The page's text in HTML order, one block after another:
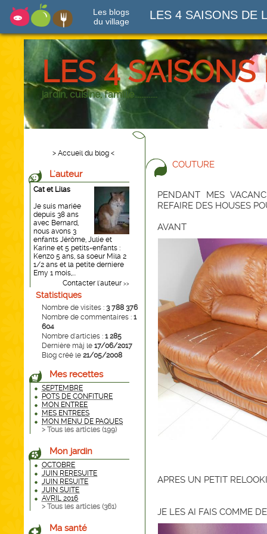
Les blogs
du village
LES 4 SAISONS DE
LES 4
jardin, cuisine, famille.............
> Accueil du blog <
L'auteur
Cat et Lilas
Je suis mariée
depuis 38 ans
avec Bernard,
nous avons 3
enfants Jérôme, Julie et
Karine et 5 petits-enfants :
Kenzo 5 ans, sa soeur Mila 2
1/2 ans et la petite derniere
Emy 1 mois,...
Contacter l'auteur >>
Statistiques
Nombre de visites : 3 788 376
Nombre de commentaires : 1
604
Nombre d'articles : 1 285
Dernière màj le 17/06/2017
Blog créé le 21/05/2008
Mes recettes
SEPTEMBRE
POTS DE CONFITURE
MON ENTREE
MES ENTREES
MON MENU DE PAQUES
> Tous les articles (199)
Mon jardin
OCTOBRE
JUIN RERESUITE
JUIN RESUITE
JUIN SUITE
AVRIL 2016
> Tous les articles (361)
Ma santé
COUTURE
PENDANT MES
REFAIRE DES HOUSES
AVANT
APRES UN PETIT
JE LES AI FAIS COMME